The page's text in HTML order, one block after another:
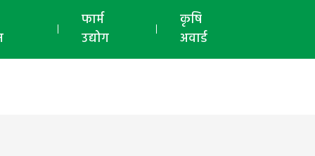
फार्म
उद्योग
कृषि
अवार्ड